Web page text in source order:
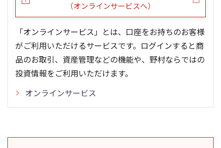
（オンラインサービスへ）
「オンラインサービス」とは、口座をお持ちのお客様
がご利用いただけるサービスです。ログインすると商
品のお取引、資産管理などの機能や、野村ならではの
投資情報をご利用いただけます。
オンラインサービス